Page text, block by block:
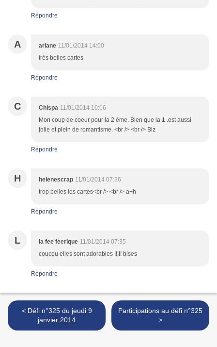
Répondre
A ariane 11/01/2014 14:00
très belles cartes
Répondre
C Chispa 11/01/2014 10:06
Mon coup de coeur pour la 2 ème. Bien que la 1 .est aussi
jolie et plein de romantisme. <br /> <br /> Biz
Répondre
H helenescrap 11/01/2014 07:36
trop belles les cartes<br /> <br /> a+h
Répondre
L la fee feerique 11/01/2014 07:35
coucou elles sont adorables !!!!! bises
Répondre
< Défi n°325 du jeudi 9
janvier 2014
Participations au défi n°325
>